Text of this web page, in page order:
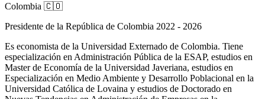
Colombia 🇨🇴
Presidente de la República de Colombia 2022 - 2026
Es economista de la Universidad Externado de Colombia. Tiene
especialización en Administración Pública de la ESAP, estudios en
Master de Economía de la Universidad Javeriana, estudios en
Especialización en Medio Ambiente y Desarrollo Poblacional en la
Universidad Católica de Lovaina y estudios de Doctorado en